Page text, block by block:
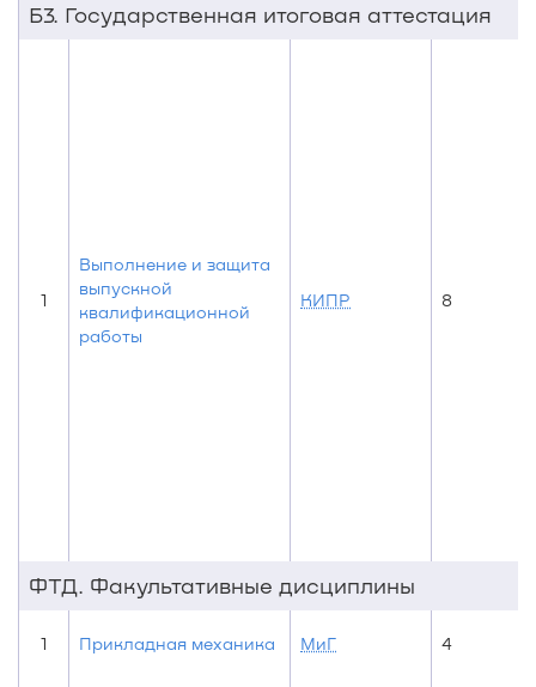
Б3. Государственная итоговая аттестация
1
Выполнение и защита
выпускной
квалификационной
работы
КИПР 8
ФТД. Факультативные дисциплины
1 Прикладная механика МиГ 4